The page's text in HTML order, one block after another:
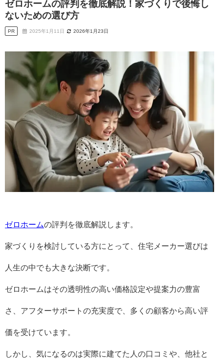
ゼロホームの評判を徹底解説！家づくりで後悔し
ないための選び方
PR 2025年1月11日 2026年1月23日
ゼロホームの評判を徹底解説します。
家づくりを検討している方にとって、住宅メーカー選びは
人生の中でも大きな決断です。
ゼロホームはその透明性の高い価格設定や提案力の豊富
さ、アフターサポートの充実度で、多くの顧客から高い評
価を受けています。
しかし、気になるのは実際に建てた人の口コミや、他社と